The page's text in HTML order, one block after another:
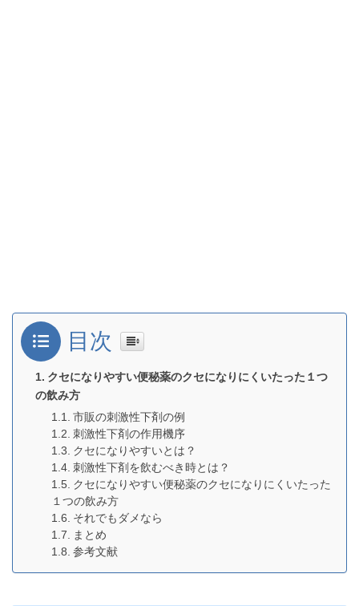
目次
クセになりやすい便秘薬のクセになりにくいたった１つ
の飲み方
市販の刺激性下剤の例
刺激性下剤の作用機序
クセになりやすいとは？
刺激性下剤を飲むべき時とは？
クセになりやすい便秘薬のクセになりにくいたった
１つの飲み方
それでもダメなら
まとめ
参考文献